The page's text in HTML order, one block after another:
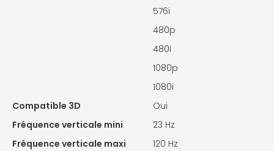
576i
480p
480i
1080p
1080i
Compatible 3D
Oui
Fréquence verticale mini
23 Hz
Fréquence verticale maxi
120 Hz